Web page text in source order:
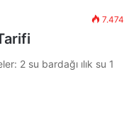
7.474
2 su bardağı ılık su 1